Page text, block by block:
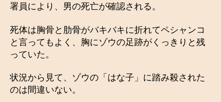
署員により、男の死亡が確認される。
死体は胸骨と肋骨がバキバキに折れてペシャンコ
と言ってもよく、胸にゾウの足跡がくっきりと残
っていた。
状況から見て、ゾウの「はな子」に踏み殺された
のは間違いない。